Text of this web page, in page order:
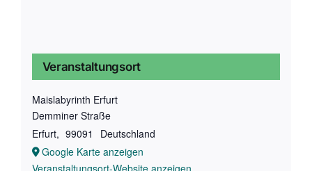
Veranstaltungsort
Maislabyrinth Erfurt
Demminer Straße
Erfurt, 99091
Deutschland
Google Karte anzeigen